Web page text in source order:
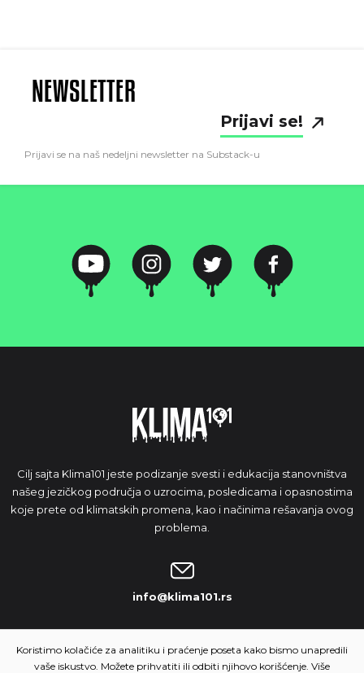
NEWSLETTER
Prijavi se!
Prijavi se na naš nedeljni newsletter na Substack-u
Cilj sajta Klima101 jeste podizanje svesti i edukacija stanovništva
našeg jezičkog područja o uzrocima, posledicama i opasnostima
koje prete od klimatskih promena, kao i načinima rešavanja ovog
problema.
info@klima101.rs
NAŠA IDEJA
Koristimo kolačiće za analitiku i praćenje poseta kako bismo unapredili
vaše iskustvo. Možete prihvatiti ili odbiti njihovo korišćenje. Više